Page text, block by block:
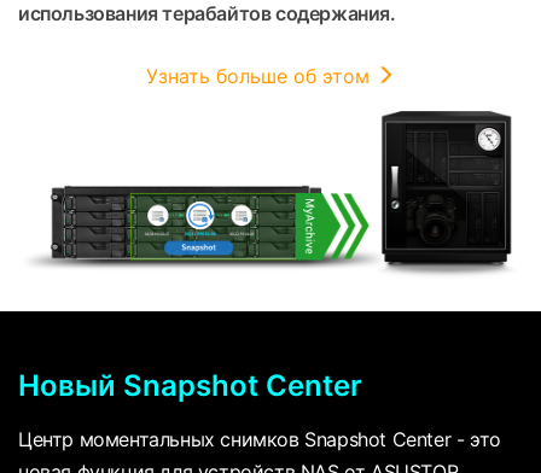
использования терабайтов содержания.
Узнать больше об этом
Новый Snapshot Center
Центр моментальных снимков Snapshot Center - это